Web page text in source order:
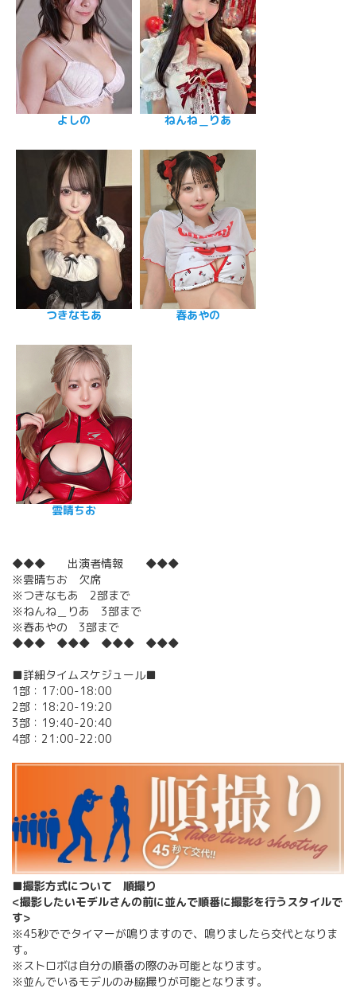
よしの ねんね＿りあ
つきなもあ 春あやの
雲晴ちお
◆◆◆ 出演者情報 ◆◆◆
※雲晴ちお 欠席
※つきなもあ 2部まで
※ねんね＿りあ 3部まで
※春あやの 3部まで
◆◆◆ ◆◆◆ ◆◆◆ ◆◆◆
■詳細タイムスケジュール■
1部：17:00-18:00
2部：18:20-19:20
3部：19:40-20:40
4部：21:00-22:00
■撮影方式について 順撮り
<撮影したいモデルさんの前に並んで順番に撮影を行うスタイルで
す>
※45秒ででタイマーが鳴りますので、鳴りましたら交代となりま
す。
※ストロボは自分の順番の際のみ可能となります。
※並んでいるモデルのみ脇撮りが可能となります。